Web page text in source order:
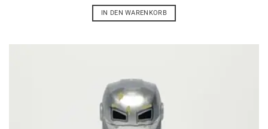
IN DEN WARENKORB